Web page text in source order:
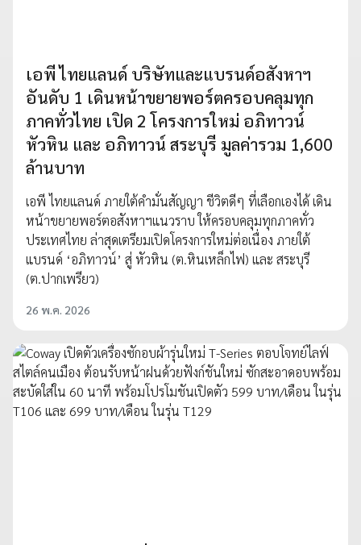
เอพี ไทยแลนด์ บริษัทและแบรนด์อสังหาฯ
อันดับ 1 เดินหน้าขยายพอร์ตครอบคลุมทุก
ภาคทั่วไทย เปิด 2 โครงการใหม่ อภิทาวน์
หัวหิน และ อภิทาวน์ สระบุรี มูลค่ารวม 1,600
ล้านบาท
เอพี ไทยแลนด์ ภายใต้คำมั่นสัญญา ชีวิตดีๆ ที่เลือกเองได้ เดิน
หน้าขยายพอร์ตอสังหาฯแนวราบ ให้ครอบคลุมทุกภาคทั่ว
ประเทศไทย ล่าสุดเตรียมเปิดโครงการใหม่ต่อเนื่อง ภายใต้
แบรนด์ ‘อภิทาวน์’ สู่ หัวหิน (ต.หินเหล็กไฟ) และ สระบุรี
(ต.ปากเพรียว)
26 พ.ค. 2026